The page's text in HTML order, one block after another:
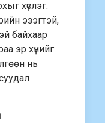
хүслэг.
эзэгтэй,
байхаар
эр хүнийг
нь